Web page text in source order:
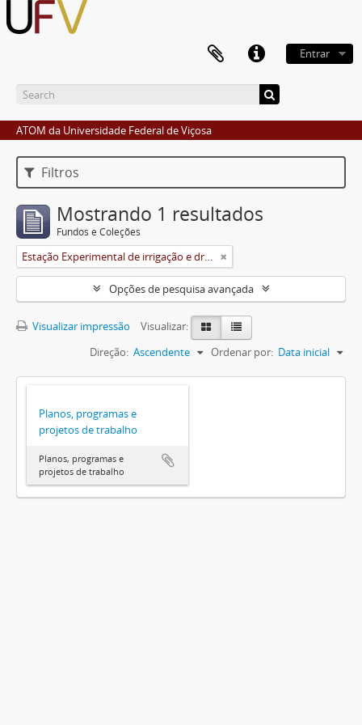
Entrar
ATOM da Universidade Federal de Viçosa
Filtros
Mostrando 1 resultados
Fundos e Coleções
Estação Experimental de irrigação e drenagem
Opções de pesquisa avançada
Visualizar impressão
Visualizar:
Ordenar por: Data inicial
Direção: Ascendente
Planos, programas e
projetos de trabalho
Planos, programas e
projetos de trabalho